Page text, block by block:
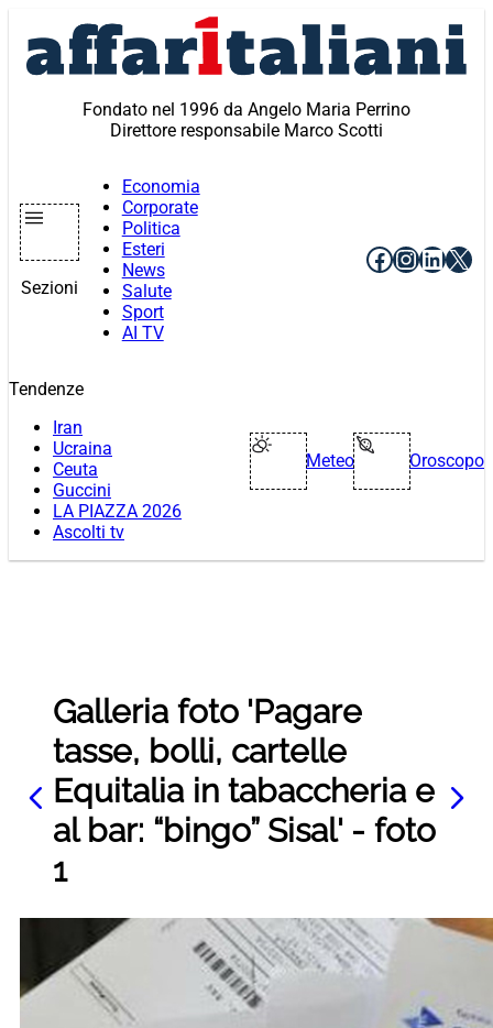
contenuto
Fondato nel 1996 da Angelo Maria Perrino
Direttore responsabile Marco Scotti
Sezioni
Economia
Corporate
Politica
Esteri
News
Salute
Sport
AI TV
Facebook
X
Tendenze
Iran
Ucraina
Ceuta
Guccini
LA PIAZZA 2026
Ascolti tv
Meteo Oroscopo
Galleria foto 'Pagare
tasse, bolli, cartelle
Equitalia in tabaccheria e
al bar: “bingo” Sisal' - foto
1